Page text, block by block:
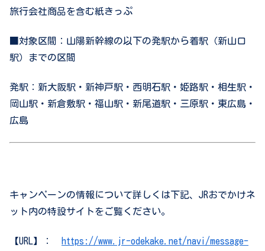
旅行会社商品を含む紙きっぷ
■対象区間：山陽新幹線の以下の発駅から着駅（新山口
駅）までの区間
発駅：新大阪駅・新神戸駅・西明石駅・姫路駅・相生駅・
岡山駅・新倉敷駅・福山駅・新尾道駅・三原駅・東広島・
広島
キャンペーンの情報について詳しくは下記、JRおでかけネ
ット内の特設サイトをご覧ください。
【URL】：
https://www.jr-odekake.net/navi/message-